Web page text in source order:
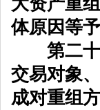
体原因等
第二十
交易对象
成对重组